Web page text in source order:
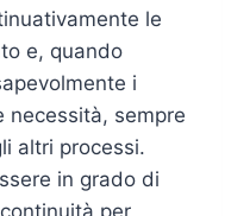
le
e, quando
i
necessità, sempre
altri processi.
in grado di
per